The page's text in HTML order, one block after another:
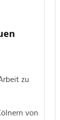
zu
von